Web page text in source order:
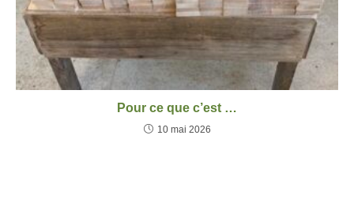
Pour ce que c’est …
10 mai 2026